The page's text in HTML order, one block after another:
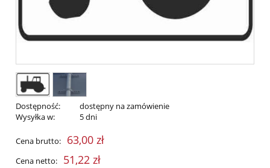
Dostępność:
dostępny na zamówienie
Wysyłka w:
5 dni
Cena brutto: 63,00 zł
Cena netto: 51,22 zł